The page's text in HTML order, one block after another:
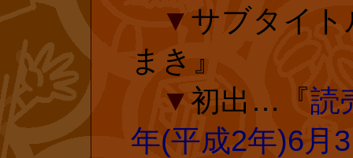
年の2014年(平
を更に煽るよう
ょくぱんまん』
『しょくぱんま
投票ページ
さまの投票
コム
▼サブタイ
まき』
▼初出…『読
年(平成2年)6月